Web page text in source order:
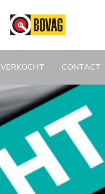
VERKOCHT CONTACT